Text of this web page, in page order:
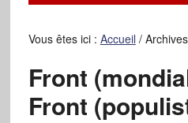
Vous êtes ici : Accueil /
Front
Front